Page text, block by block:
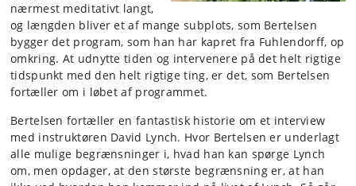
nærmest meditativt langt,
og længden bliver et af mange subplots, som Bertelsen
bygger det program, som han har kapret fra Fuhlendorff, op
omkring. At udnytte tiden og intervenere på det helt rigtige
tidspunkt med den helt rigtige ting, er det, som Bertelsen
fortæller om i løbet af programmet.
Bertelsen fortæller en fantastisk historie om et interview
med instruktøren David Lynch. Hvor Bertelsen er underlagt
alle mulige begrænsninger i, hvad han kan spørge Lynch
om, men opdager, at den største begrænsning er, at han